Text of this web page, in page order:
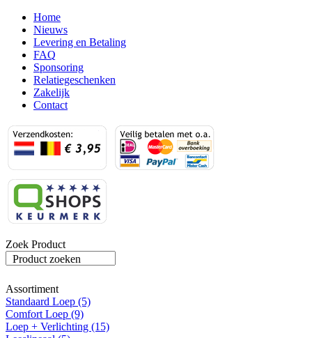
Home
Nieuws
Levering en Betaling
FAQ
Sponsoring
Relatiegeschenken
Zakelijk
Contact
Zoek Product
Product zoeken
Assortiment
Standaard Loep (5)
Comfort Loep (9)
Loep + Verlichting (15)